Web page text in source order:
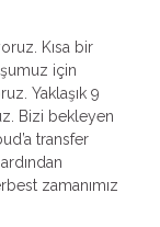
Kısa bir
için
Yaklaşık 9
Bizi bekleyen
transfer
zamanımız